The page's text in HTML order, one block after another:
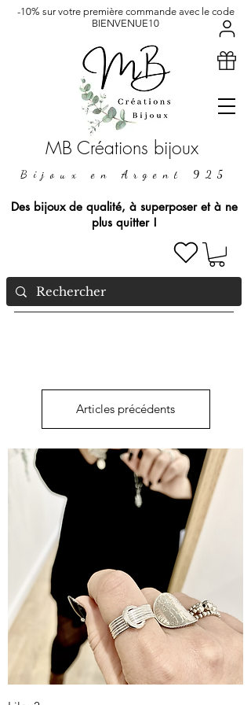
MB Créations bijoux
Bijoux en Argent 925
Des bijoux de qualité, à superposer et à ne
plus quitter !
-10% sur votre première commande avec le code
BIENVENUE10
Articles précédents